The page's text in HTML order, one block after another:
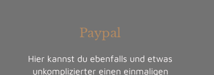
Paypal
Hier kannst du ebenfalls und etwas
unkomplizierter einen einmaligen